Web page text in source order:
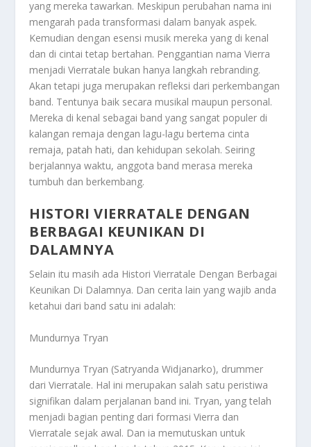
yang mereka tawarkan. Meskipun perubahan nama ini
mengarah pada transformasi dalam banyak aspek.
Kemudian dengan esensi musik mereka yang di kenal
dan di cintai tetap bertahan. Penggantian nama Vierra
menjadi Vierratale bukan hanya langkah rebranding.
Akan tetapi juga merupakan refleksi dari perkembangan
band. Tentunya baik secara musikal maupun personal.
Mereka di kenal sebagai band yang sangat populer di
kalangan remaja dengan lagu-lagu bertema cinta
remaja, patah hati, dan kehidupan sekolah. Seiring
berjalannya waktu, anggota band merasa mereka
tumbuh dan berkembang.
HISTORI VIERRATALE DENGAN
BERBAGAI KEUNIKAN DI
DALAMNYA
Selain itu masih ada Histori Vierratale Dengan Berbagai
Keunikan Di Dalamnya. Dan cerita lain yang wajib anda
ketahui dari band satu ini adalah:
Mundurnya Tryan
Mundurnya Tryan (Satryanda Widjanarko), drummer
dari Vierratale. Hal ini merupakan salah satu peristiwa
signifikan dalam perjalanan band ini. Tryan, yang telah
menjadi bagian penting dari formasi Vierra dan
Vierratale sejak awal. Dan ia memutuskan untuk